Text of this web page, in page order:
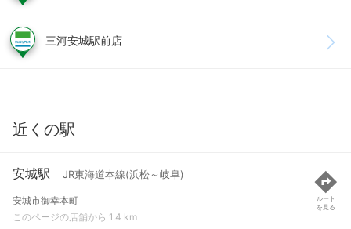
三河安城駅前店
近くの駅
安城駅 JR東海道本線(浜松～岐阜)
安城市御幸本町
このページの店舗から 1.4 km
ルート
を見る